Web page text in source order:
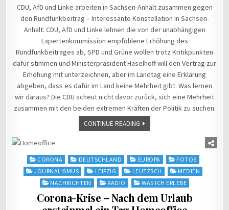
CDU, AfD und Linke arbeiten in Sachsen-Anhalt zusammen gegen
den Rundfunkbeitrag – Interessante Konstellation in Sachsen-
Anhalt: CDU, AfD und Linke lehnen die von der unabhängigen
Expertenkommission empfohlene Erhöhung des
Rundfunkbeitrages ab, SPD und Grüne wollen trotz Kritikpunkten
dafür stimmen und Ministerpräsident Haselhoff will den Vertrag zur
Erhöhung mit unterzeichnen, aber im Landtag eine Erklärung
abgeben, dass es dafür im Land keine Mehrheit gibt. Was lernen
wir daraus? Die CDU scheut nicht davor zurück, sich eine Mehrheit
zusammen mit den beiden extremen Kräften der Politik zu suchen.
CONTINUE READING
Posted
in
CORONA DEUTSCHLAND EUROPA
FOTOS
JOURNALISMUS
LEIPZIG LEUTZSCH
MEDIEN
NACHRICHTEN
RADIO WAS ICH ERLEBE
Corona-Krise – Nach dem Urlaub